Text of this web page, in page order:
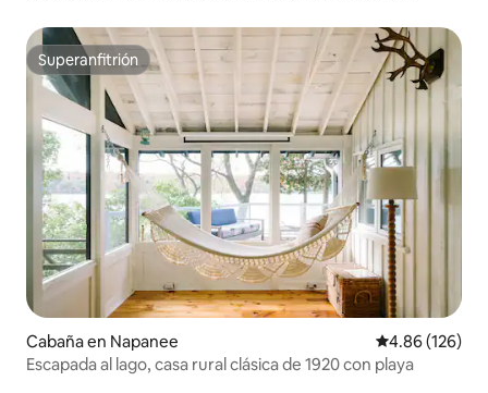
Superanfitrión
Superanfitrión
Cabaña en Napanee Calificación
4.86 (126)
Escapada al lago, casa rural clásica de 1920 con playa